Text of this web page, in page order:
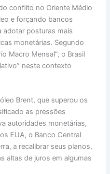
conflito no Oriente Médio
e forçando bancos
adotar posturas mais
monetárias. Segundo
Macro Mensal”, o Brasil
neste contexto
Brent, que superou os
as pressões
autoridades monetárias,
EUA, o Banco Central
a recalibrar seus planos,
altas de juros em algumas